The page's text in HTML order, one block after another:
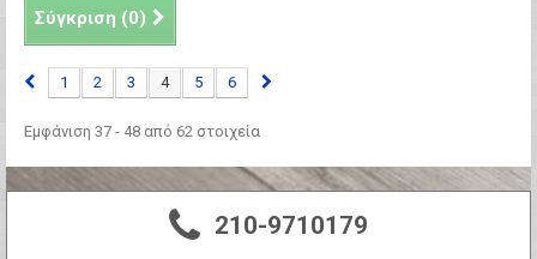
Σύγκριση (0)
1 2 3 4 5 6
Εμφάνιση 37 - 48 από 62 στοιχεία
210-9710179